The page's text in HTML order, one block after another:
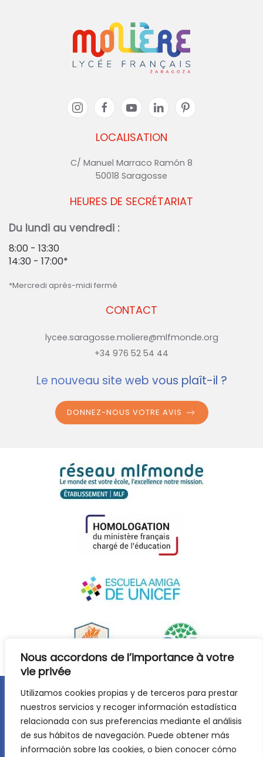
Nous accordons de l’importance à votre
vie privée
Utilizamos cookies propias y de terceros para prestar
nuestros servicios y recoger información estadística
relacionada con sus preferencias mediante el análisis
de sus hábitos de navegación. Puede obtener más
información sobre las cookies, o bien conocer cómo
LOCALISATION
C/ Manuel Marraco Ramón 8
50018 Saragosse
CONTACT
lycee.saragosse.moliere@mlfmonde.org
+34 976 52 54 44
HEURES DE SECRÉTARIAT
Du lundi au vendredi :
8:00 - 13:30
14:30 - 17:00*
*Mercredi après-midi fermé
Le nouveau site web vous plaît-il ?
DONNEZ-NOUS VOTRE AVIS
Avis juridique
Politique de confidentialité
Politique de cookies
©2026Lycée Français Molière de Saragosse. Tous droits